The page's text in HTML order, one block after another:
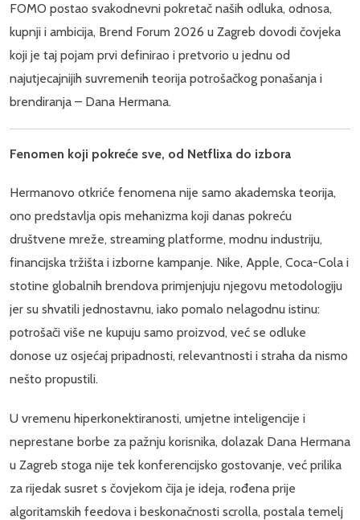
FOMO postao svakodnevni pokretač naših odluka, odnosa,
kupnji i ambicija, Brend Forum 2026 u Zagreb dovodi čovjeka
koji je taj pojam prvi definirao i pretvorio u jednu od
najutjecajnijih suvremenih teorija potrošačkog ponašanja i
brendiranja – Dana Hermana.
Fenomen koji pokreće sve, od Netflixa do izbora
Hermanovo otkriće fenomena nije samo akademska teorija,
ono predstavlja opis mehanizma koji danas pokreću
društvene mreže, streaming platforme, modnu industriju,
financijska tržišta i izborne kampanje. Nike, Apple, Coca-Cola i
stotine globalnih brendova primjenjuju njegovu metodologiju
jer su shvatili jednostavnu, iako pomalo nelagodnu istinu:
potrošači više ne kupuju samo proizvod, već se odluke
donose uz osjećaj pripadnosti, relevantnosti i straha da nismo
nešto propustili.
U vremenu hiperkonektiranosti, umjetne inteligencije i
neprestane borbe za pažnju korisnika, dolazak Dana Hermana
u Zagreb stoga nije tek konferencijsko gostovanje, već prilika
za rijedak susret s čovjekom čija je ideja, rođena prije
algoritamskih feedova i beskonačnosti scrolla, postala temelj